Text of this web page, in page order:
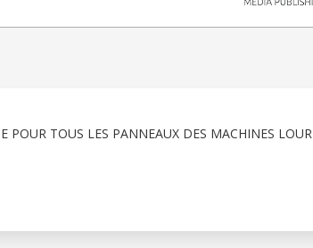
TOUS LES PANNEAUX DES MACHINES